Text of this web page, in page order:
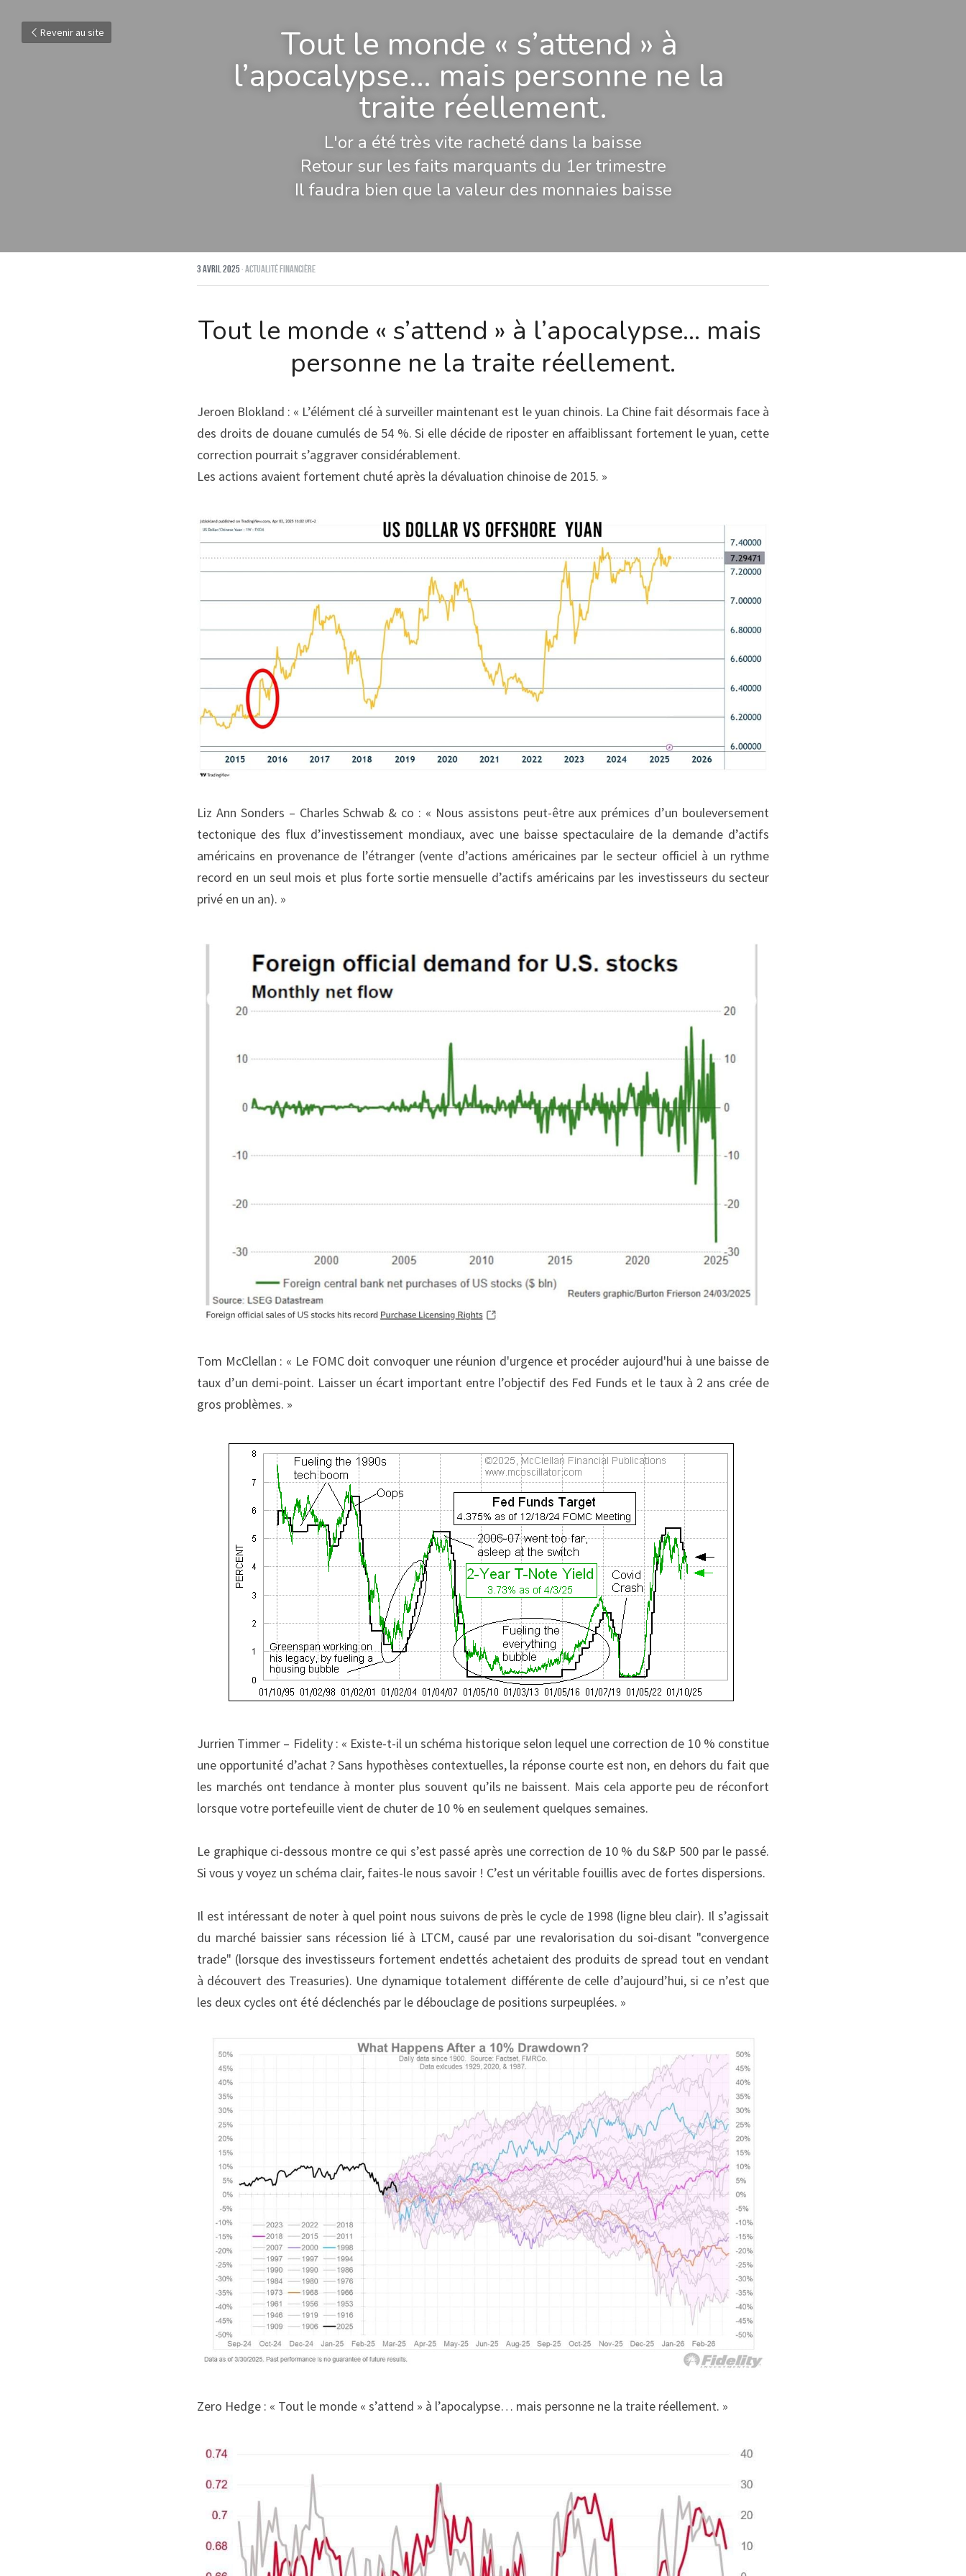
Revenir au site Tout le monde « s’attend » à
l’apocalypse… mais personne ne la
traite réellement.
L'or a été très vite racheté dans la baisse
Retour sur les faits marquants du 1er trimestre
Il faudra bien que la valeur des monnaies baisse
3 avril 2025·Actualité financière
Tout le monde « s’attend » à l’apocalypse… mais
personne ne la traite réellement.
Jeroen Blokland : « L’élément clé à surveiller maintenant est le yuan chinois. La Chine fait désormais face à
des droits de douane cumulés de 54 %. Si elle décide de riposter en affaiblissant fortement le yuan, cette
correction pourrait s’aggraver considérablement.
Les actions avaient fortement chuté après la dévaluation chinoise de 2015. »
Liz Ann Sonders – Charles Schwab & co : « Nous assistons peut-être aux prémices d’un bouleversement
tectonique des flux d’investissement mondiaux, avec une baisse spectaculaire de la demande d’actifs
américains en provenance de l’étranger (vente d’actions américaines par le secteur officiel à un rythme
record en un seul mois et plus forte sortie mensuelle d’actifs américains par les investisseurs du secteur
privé en un an). »
Tom McClellan : « Le FOMC doit convoquer une réunion d'urgence et procéder aujourd'hui à une baisse de
taux d’un demi-point. Laisser un écart important entre l’objectif des Fed Funds et le taux à 2 ans crée de
gros problèmes. »
Jurrien Timmer – Fidelity : « Existe-t-il un schéma historique selon lequel une correction de 10 % constitue
une opportunité d’achat ? Sans hypothèses contextuelles, la réponse courte est non, en dehors du fait que
les marchés ont tendance à monter plus souvent qu’ils ne baissent. Mais cela apporte peu de réconfort
lorsque votre portefeuille vient de chuter de 10 % en seulement quelques semaines.
Le graphique ci-dessous montre ce qui s’est passé après une correction de 10 % du S&P 500 par le passé.
Si vous y voyez un schéma clair, faites-le nous savoir ! C’est un véritable fouillis avec de fortes dispersions.
Il est intéressant de noter à quel point nous suivons de près le cycle de 1998 (ligne bleu clair). Il s’agissait
du marché baissier sans récession lié à LTCM, causé par une revalorisation du soi-disant "convergence
trade" (lorsque des investisseurs fortement endettés achetaient des produits de spread tout en vendant
à découvert des Treasuries). Une dynamique totalement différente de celle d’aujourd’hui, si ce n’est que
les deux cycles ont été déclenchés par le débouclage de positions surpeuplées. »
Zero Hedge : « Tout le monde « s’attend » à l’apocalypse… mais personne ne la traite réellement. »